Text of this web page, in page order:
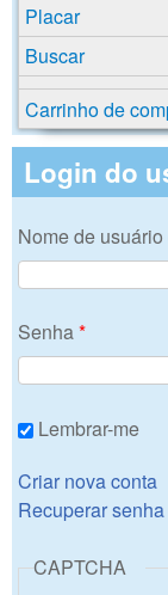
Placar
Buscar
Carrinho de
Login do
Nome de
Senha*
Lembrar-me
Criar nova conta
Recuperar senha
CAPTCHA